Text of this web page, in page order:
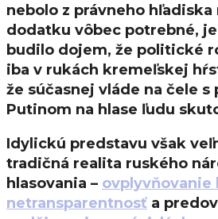
nebolo z právneho hľadiska
dodatku vôbec potrebné,
budilo dojem, že politické
iba v rukách kremeľskej
že súčasnej vláde na čele
Putinom na hlase ľudu
Idylickú predstavu však
tradičná realita ruského
hlasovania – ovplyvňovanie
netransparentnosť a